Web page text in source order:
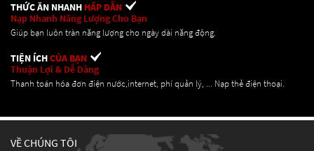
THỨC ĂN NHANH HẤP DẪN
Nạp Nhanh Năng Lượng Cho Bạn
Giúp bạn luôn tràn năng lượng cho ngày dài năng động.
TIỆN ÍCHCỦA BẠN
Thuận Lợi & Dễ Dàng
Thanh toán hóa đơn điện nước,internet, phí quản lý, ... Nạp thẻ điện thoại.
VỀ CHÚNG TÔI